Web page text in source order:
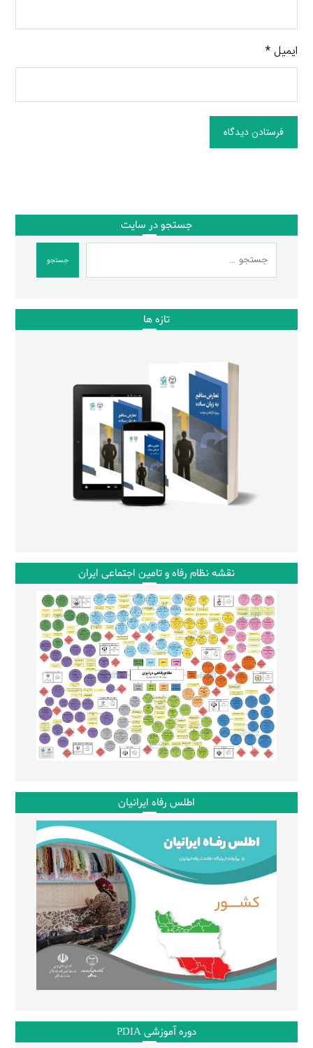
ایمیل*
فرستادن دیدگاه
جستجو در سایت
جستجو
تازه ها
نقشه نظام رفاه و تامین اجتماعی ایران
اطلس رفاه ایرانیان
دوره آموزشی PDIA